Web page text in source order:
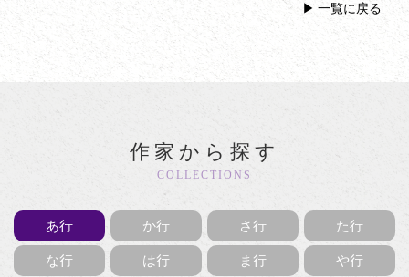
一覧に戻る
作家から探す
COLLECTIONS
あ行 か行 さ行 た行
な行 は行 ま行 や行